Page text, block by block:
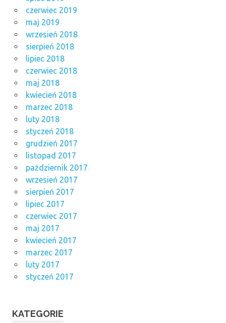
czerwiec 2019
maj 2019
wrzesień 2018
sierpień 2018
lipiec 2018
czerwiec 2018
maj 2018
kwiecień 2018
marzec 2018
luty 2018
styczeń 2018
grudzień 2017
listopad 2017
październik 2017
wrzesień 2017
sierpień 2017
lipiec 2017
czerwiec 2017
maj 2017
kwiecień 2017
marzec 2017
luty 2017
styczeń 2017
KATEGORIE